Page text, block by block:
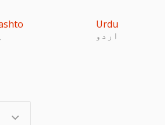
Urdu
اردو